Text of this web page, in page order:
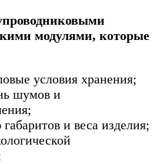
модулями, которые
условия хранения;
шумов и
и веса изделия;